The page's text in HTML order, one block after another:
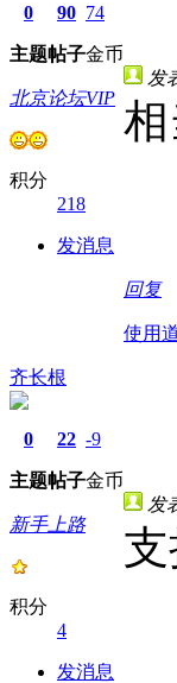
0
主题
90
帖子
74
金币
北京论坛VIP
积分
218
发消息
发
回复
使用
齐长根
0
主题
22
帖子
-9
金币
新手上路
积分
4
发消息
发